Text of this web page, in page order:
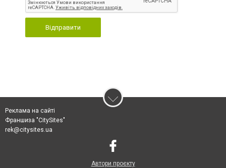
Відправити
Реклама на сайті
Франшиза "CitySites"
rek@citysites.ua
Автори проєкту